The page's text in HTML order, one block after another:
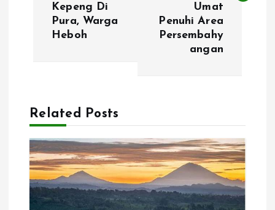
v
g
a
Kepeng Di
Pura, Warga
Heboh
Umat
Penuhi Area
Persembahy
angan
Related Posts